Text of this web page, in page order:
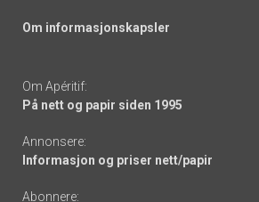
Om informasjonskapsler
Om Apéritif:
På nett og papir siden 1995
Annonsere:
Informasjon og priser nett/papir
Abonnere: